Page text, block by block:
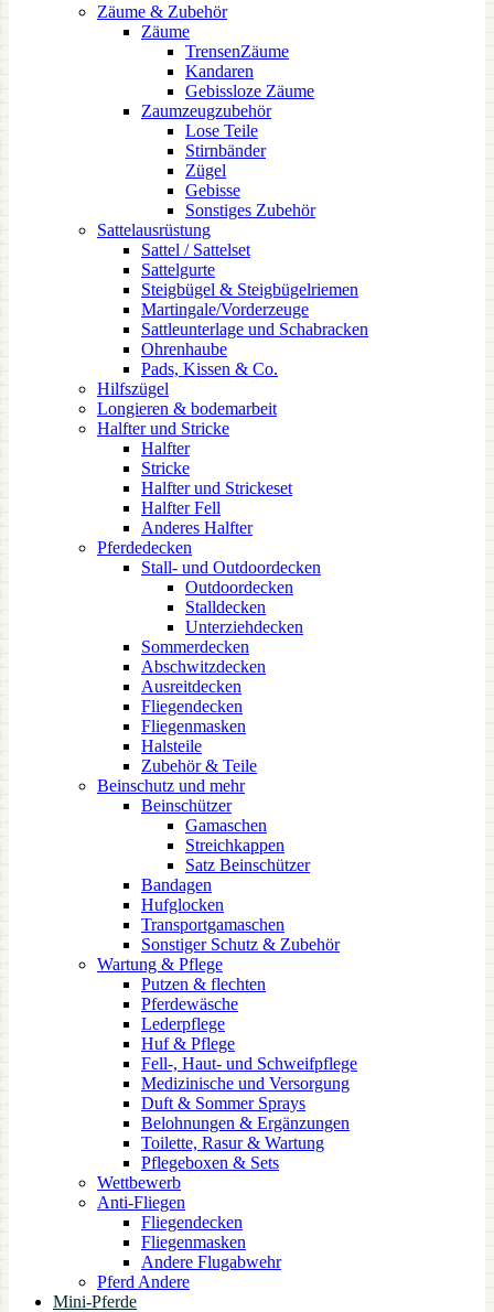
Zäume & Zubehör
Zäume
TrensenZäume
Kandaren
Gebissloze Zäume
Zaumzeugzubehör
Lose Teile
Stirnbänder
Zügel
Gebisse
Sonstiges Zubehör
Sattelausrüstung
Sattel / Sattelset
Sattelgurte
Steigbügel & Steigbügelriemen
Martingale/Vorderzeuge
Sattleunterlage und Schabracken
Ohrenhaube
Pads, Kissen & Co.
Hilfszügel
Longieren & bodemarbeit
Halfter und Stricke
Halfter
Stricke
Halfter und Strickeset
Halfter Fell
Anderes Halfter
Pferdedecken
Stall- und Outdoordecken
Outdoordecken
Stalldecken
Unterziehdecken
Sommerdecken
Abschwitzdecken
Ausreitdecken
Fliegendecken
Fliegenmasken
Halsteile
Zubehör & Teile
Beinschutz und mehr
Beinschützer
Gamaschen
Streichkappen
Satz Beinschützer
Bandagen
Hufglocken
Transportgamaschen
Sonstiger Schutz & Zubehör
Wartung & Pflege
Putzen & flechten
Pferdewäsche
Lederpflege
Huf & Pflege
Fell-, Haut- und Schweifpflege
Medizinische und Versorgung
Duft & Sommer Sprays
Belohnungen & Ergänzungen
Toilette, Rasur & Wartung
Pflegeboxen & Sets
Wettbewerb
Anti-Fliegen
Fliegendecken
Fliegenmasken
Andere Flugabwehr
Pferd Andere
Mini-Pferde